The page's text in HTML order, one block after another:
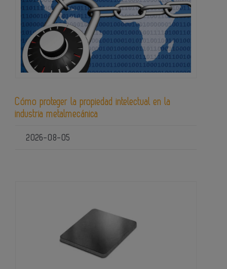
Cómo proteger la propiedad intelectual en la
industria metalmecánica
2026-08-05